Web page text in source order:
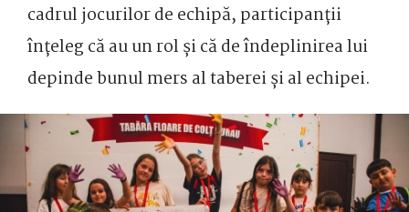
cadrul jocurilor de echipă, participanții
înțeleg că au un rol și că de îndeplinirea lui
depinde bunul mers al taberei și al echipei.